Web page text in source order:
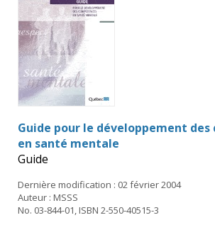
Guide pour le développement des
en santé mentale
Guide
Dernière modification : 02 février 2004
Auteur : MSSS
No. 03-844-01, ISBN 2-550-40515-3